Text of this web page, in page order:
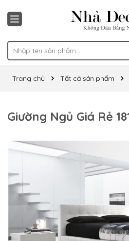
Trang chủ Tất cả sản phẩm
Giường Ngủ Giá Rẻ